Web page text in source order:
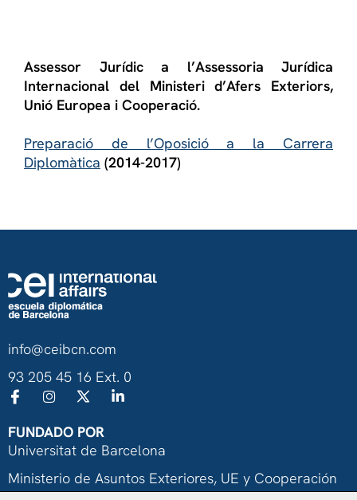
Assessor Jurídic a l’Assessoria Jurídica
Internacional del Ministeri d’Afers Exteriors,
Unió Europea i Cooperació.
Preparació de l’Oposició a la Carrera
Diplomàtica (2014-2017)
info@ceibcn.com
93 205 45 16 Ext. 0
FUNDADO POR
Universitat de Barcelona
Ministerio de Asuntos Exteriores, UE y Cooperación